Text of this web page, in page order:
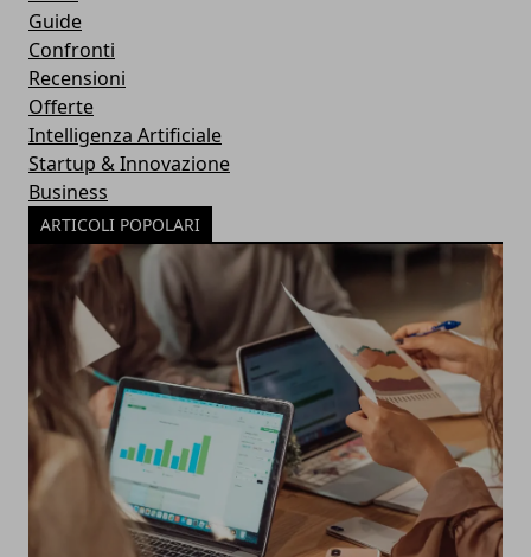
Guide
Confronti
Recensioni
Offerte
Intelligenza Artificiale
Startup & Innovazione
Business
ARTICOLI POPOLARI